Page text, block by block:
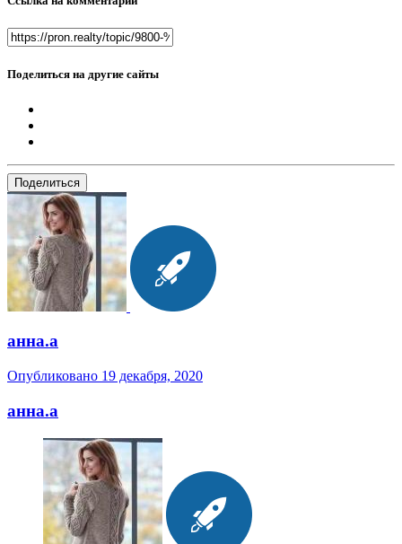
Поделиться на другие сайты
Поделиться
анна.a
Опубликовано 19 декабря, 2020
анна.a